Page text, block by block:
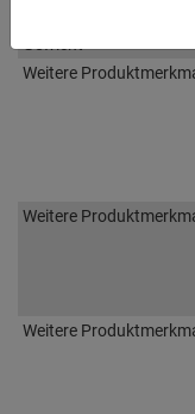
Weitere
Weitere
Weitere
Konfigurieren"
du zulassen
Weitere